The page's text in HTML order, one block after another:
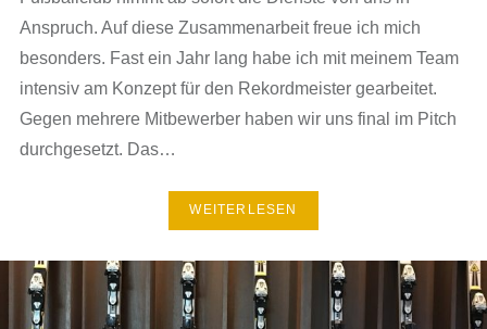
Anspruch. Auf diese Zusammenarbeit freue ich mich
besonders. Fast ein Jahr lang habe ich mit meinem Team
intensiv am Konzept für den Rekordmeister gearbeitet.
Gegen mehrere Mitbewerber haben wir uns final im Pitch
durchgesetzt. Das…
WEITERLESEN